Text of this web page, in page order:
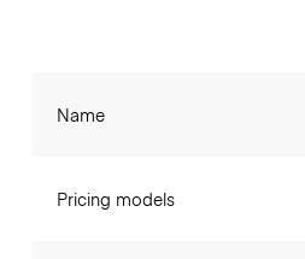
Name
Pricing models